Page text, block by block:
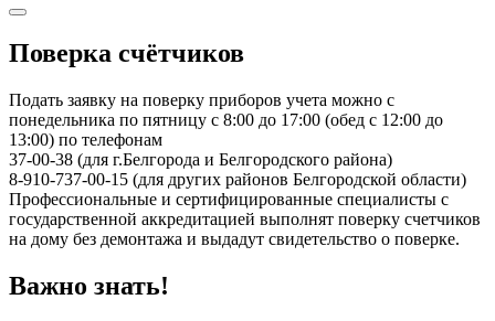
Поверка счётчиков
Подать заявку на поверку приборов учета можно с
понедельника по пятницу с 8:00 до 17:00 (обед с 12:00 до
13:00) по телефонам
37-00-38 (для г.Белгорода и Белгородского района)
8-910-737-00-15 (для других районов Белгородской области)
Профессиональные и сертифицированные специалисты с
государственной аккредитацией выполнят поверку счетчиков
на дому без демонтажа и выдадут свидетельство о поверке.
Важно знать!